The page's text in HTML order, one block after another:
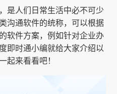
是人们日常生活中必不可少
沟通软件的统称，可以根据
软件方案，例如针对企业办
即时通小编就给大家介绍以
起来看看吧！